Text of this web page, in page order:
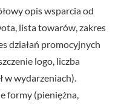
opis wsparcia od
lista towarów, zakres
działań promocyjnych
logo, liczba
w wydarzeniach).
formy (pieniężna,